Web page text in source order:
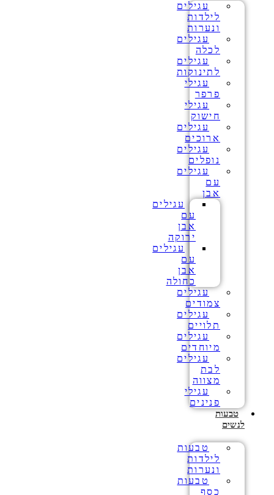
עגילים
לילדות
ונערות
עגילים
לכלה
עגילים
לתינוקות
עגילי
פרפר
עגילי
חישוק
עגילים
ארוכים
עגילים
נופלים
עגילים
עם
אבן
עגילים
עם
אבן
ירוקה
עגילים
עם
אבן
כחולה
עגילים
צמודים
עגילים
תלויים
עגילים
מיוחדים
עגילים
לבת
מצווה
עגילי
פנינים
טבעות
לנשים
טבעות
לילדות
ונערות
טבעות
כסף